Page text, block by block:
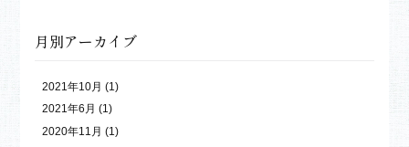
月別アーカイブ
2021年10月 (1)
2021年6月 (1)
2020年11月 (1)